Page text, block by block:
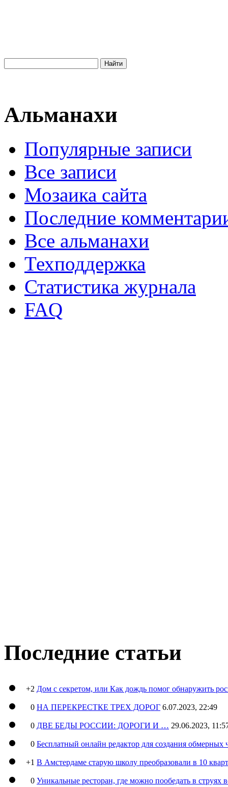
Альманахи
Популярные записи
Все записи
Мозаика сайта
Последние
Все альманахи
Техподдержка
Статистика журнала
FAQ
Последние статьи
+2 Дом с секретом, или Как дождь помог обнаружить
0 НА ПЕРЕКРЕСТКЕ ТРЕХ ДОРОГ 6.07.2023, 22:49
0 ДВЕ БЕДЫ РОССИИ: ДОРОГИ И … 29.06.2023,
0 Бесплатный онлайн редактор для создания обмерных
+1 В Амстердаме старую школу преобразовали в 10
0 Уникальные ресторан, где можно пообедать в струях